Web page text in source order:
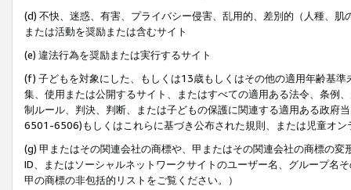
(d) 不快、迷惑、有害、プライバシー侵害、乱用的、差別的（人種、
または活動を奨励または含むサイト
(e) 違法行為を奨励または実行するサイト
(f) 子どもを対象にした、もしくは13歳もしくはその他の適用年齢基
集、使用または公開するサイト、またはすべての適用ある法令、条例
制ルール、判決、判断、または子どもの保護に関連する適用ある政府
6501-6506)もしくはこれらに基づき公布された規則、または児童オン
(g) 甲またはその関連会社の商標や、甲またはその関連会社の商標の
ID、またはソーシャルネットワークサイトのユーザー名、グループ名
甲の商標の非包括的リストをご覧ください。）